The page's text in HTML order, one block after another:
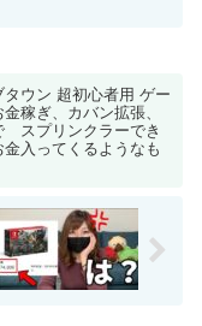
ウン 超初心者用 ゲー
稼ぎ、カバン拡張、
スプリンクラーでき
入ってくるようなも